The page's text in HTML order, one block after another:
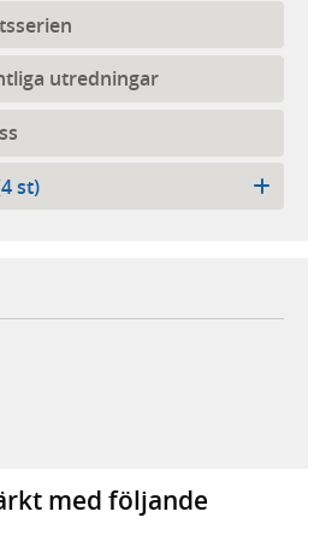
utredningar
st)
i ny flik, extern webbplats,
extern webbplats,
i ny flik, extern webbplats,
e-postklient,
med följande